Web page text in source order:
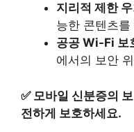
지리적 제한 우
능한 콘텐츠
공공 Wi-Fi 보
에서의 보안
✅ 모바일 신분증의
전하게 보호하세요.